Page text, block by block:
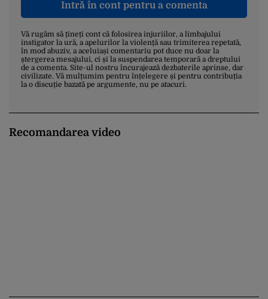
Intră în cont pentru a comenta
Vă rugăm să țineți cont că folosirea injuriilor, a limbajului
instigator la ură, a apelurilor la violență sau trimiterea repetată,
în mod abuziv, a aceluiași comentariu pot duce nu doar la
ștergerea mesajului, ci și la suspendarea temporară a dreptului
de a comenta. Site-ul nostru încurajează dezbaterile aprinse, dar
civilizate. Vă mulțumim pentru înțelegere și pentru contribuția
la o discuție bazată pe argumente, nu pe atacuri.
Recomandarea video